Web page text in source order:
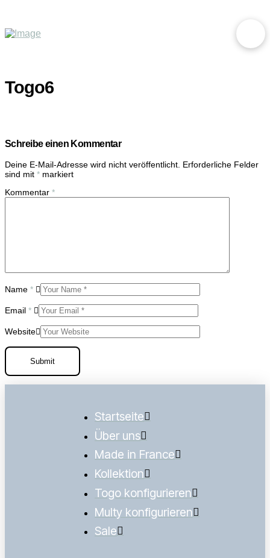
Togo6
Schreibe einen Kommentar
Deine E-Mail-Adresse wird nicht veröffentlicht. Erforderliche Felder
sind mit * markiert
Kommentar *
Name *
Email *
Website
Startseite
Über uns
Made in France
Kollektion
Togo konfigurieren
Multy konfigurieren
Sale